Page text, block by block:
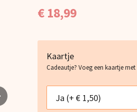
€ 18,99
Kaartje
Cadeautje? Voeg een kaartje